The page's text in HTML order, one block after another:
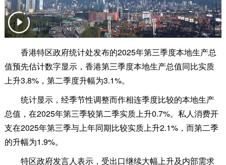
香港特区政府统计处发布的2025年第三季度本地生产总
值预先估计数字显示，香港第三季度本地生产总值同比实质
上升3.8%，第二季度升幅为3.1%。
统计显示，经季节性调整而作相连季度比较的本地生产
总值，在2025年第三季较第二季实质上升0.7%。私人消费开
支在2025年第三季与上年同期比较实质上升2.1%，而第二季
的升幅为1.9%。
特区政府发言人表示，受出口继续大幅上升及内部需求